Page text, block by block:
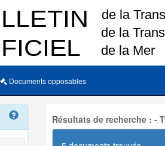
Documents opposables
Résultats de recherche : -